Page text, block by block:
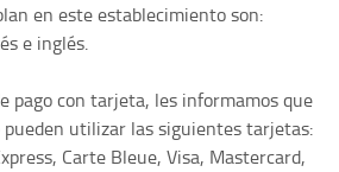
en este establecimiento son:
e inglés.
pago con tarjeta, les informamos que
utilizar las siguientes tarjetas:
Carte Bleue, Visa, Mastercard,